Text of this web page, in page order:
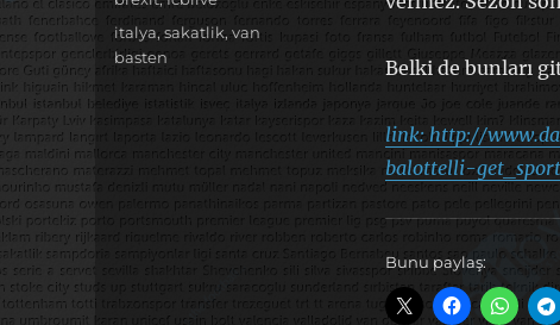
Belki de bunları
link: http://
balottelli-get_sport
Bunu paylaş:
Etiketler
italya,sakatlik,van
basten